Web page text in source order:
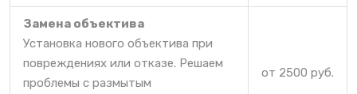
Замена объектива
Установка нового объектива при
повреждениях или отказе. Решаем
проблемы с размытым
от 2500 руб.